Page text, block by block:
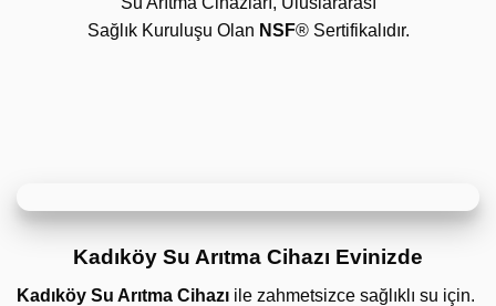
Sağlık Kuruluşu Olan NSF® Sertifikalıdır.
Kadıköy Su Arıtma Cihazı Evinizde
Kadıköy Su Arıtma Cihazı ile zahmetsizce sağlıklı su için.